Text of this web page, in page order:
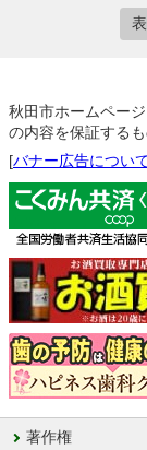
秋田市ホームペー
の内容を保証する
[バナー広告につい
著作権